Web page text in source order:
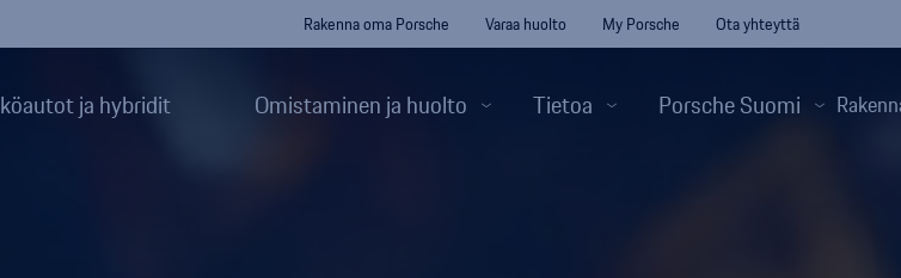
Rakenna oma Porsche Varaa huolto My Porsche Ota yhteyttä
ja hybridit Omistaminen ja huolto Tietoa Porsche Suomi